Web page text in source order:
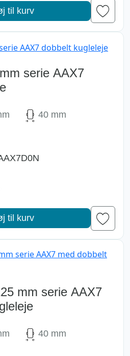
til kurv
serie AAX7
40 mm
til kurv
mm serie AAX7
40 mm